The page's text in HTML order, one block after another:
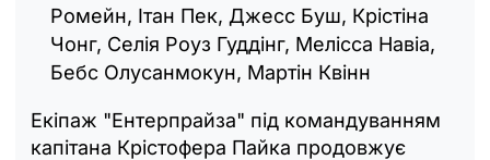
Ромейн, Ітан Пек, Джесс Буш, Крістіна
Чонг, Селія Роуз Гуддінг, Мелісса Навіа,
Бебс Олусанмокун, Мартін Квінн
Екіпаж "Ентерпрайза" під командуванням
капітана Крістофера Пайка продовжує